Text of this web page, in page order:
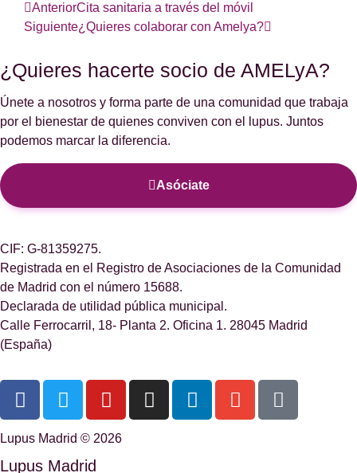
AnteriorCita sanitaria a través del móvil
Siguiente¿Quieres colaborar con Amelya?
¿Quieres hacerte socio de AMELyA?
Únete a nosotros y forma parte de una comunidad que trabaja
por el bienestar de quienes conviven con el lupus. Juntos
podemos marcar la diferencia.
Asóciate
CIF: G-81359275.
Registrada en el Registro de Asociaciones de la Comunidad
de Madrid con el número 15688.
Declarada de utilidad pública municipal.
Calle Ferrocarril, 18- Planta 2. Oficina 1. 28045 Madrid
(España)
Lupus Madrid © 2026
Lupus Madrid